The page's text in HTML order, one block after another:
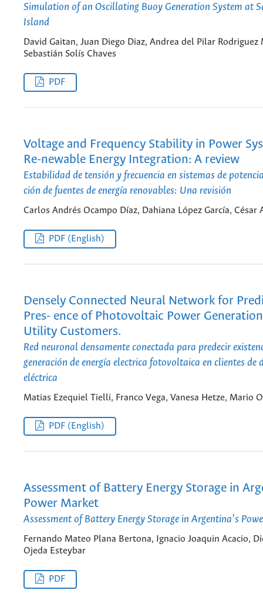
Simulation of an Oscillating Buoy Generation System at
Island
David Gaitan, Juan Diego Diaz, Andrea del Pilar Rodriguez
Sebastián Solís Chaves
PDF
Voltage and Frequency Stability in Power
Re-newable Energy Integration: A review
Estabilidad de tensión y frecuencia en sistemas de
ción de fuentes de energía renovables: Una revisión
Carlos Andrés Ocampo Díaz, Dahiana López García, César
PDF (English)
Densely Connected Neural Network for
Pres- ence of Photovoltaic Power
Utility Customers.
Red neuronal densamente conectada para predecir
generación de energía electrica fotovoltaica en clientes de
eléctrica
Matias Ezequiel Tielli, Franco Vega, Vanesa Hetze, Mario
PDF (English)
Assessment of Battery Energy Storage in
Power Market
Assessment of Battery Energy Storage in Argentina’s
Fernando Mateo Plana Bertona, Ignacio Joaquin Acacio,
Ojeda Esteybar
PDF